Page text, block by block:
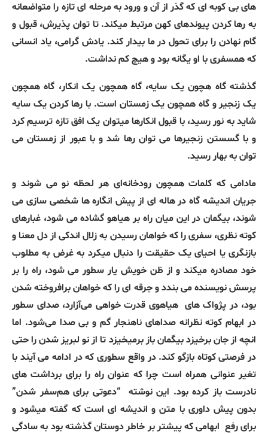
های بی کوبه ای که گذر از آن و ورود به مرحله ای تازه را متواضعانه
به رها کردن پیوندهای کهن مرتبط میکند. تا توان پذیرش، قبول و
گام نهادن را برای تحول در ما بیدار کند. یادش گرامی، یاد انسانی
که همسفری با او یگانه بود و هیچ کم نداشت.
گذشته گاه هچون یک سایه، گاه همچون یک انکار، گاه همچون
یک زنجیر و گاه همچون یک زمستان است. با رها کردن یک سایه
شاید به نور رسید، با قبول انکارها میتوان یک افق تازه ترسیم کرد
و با گسستن زنجیرها می توان رها شد و با عبور از زمستان می
توان به بهار رسید.
مادامی که کلمات همچون رودخانه‌ای هر لحظه نو می شوند و
جریان اندیشه گاه در هاله ای از پیش انگاره ها شخصی سازی می
شوند، بیگمان در این میان راه بر هیاهو گشاده می شود، غبارهای
کوته نظری، سفری را که خواهان رسیدن به زلال اندکی از دل معنا و
بازنگری یا احیای یک حقیقت را دنبال میکرد به غرض به مطلوب
خود مصادره میکند و از ظن خویش یار سطور می شود، راه را بر
پرسش نویسنده می بندد و جرقه ای را که خواهان برافروخته شدن
بود، در پژواک های هیاهوی قدرت خواهی می‌آزارد، صدای سطور
در ابهام کوته نظرانه صداهای ناهنجار گم و بی صدا می‌شود. اما
انچه از جان برخیزد بیگمان باز برمیخیزد تا از نو لبریز شدن را حتی
در فرصتی کوتاه بازگو کند. در واقع سطوری که در ادامه می آیند با
تغیر عنوانی همراه است چرا که عنوان راه را برای برداشت های
نادرست باز کرده بود. این نوشته
“دعوتی برای هم‌سفر شدن”
بدون پیش داوری با متن و اندیشه ای است که گفته میشود و
برای رفع ابهامی که پیشتر بر خاطر دوستان گذشته بود به سادگی